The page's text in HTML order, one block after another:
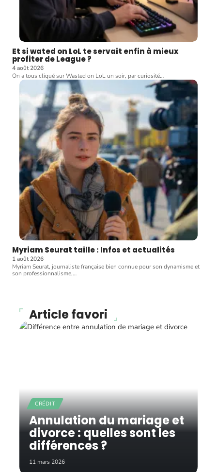
Et si wated on LoL te servait enfin à mieux
profiter de League ?
4 août 2026
On a tous cliqué sur Wasted on LoL un soir, par curiosité…
Myriam Seurat taille : Infos et actualités
1 août 2026
Myriam Seurat, journaliste française bien connue pour son dynamisme et
son professionnalisme,…
Article favori
CRÉDIT
Annulation du mariage et
divorce : quelles sont les
différences ?
11 mars 2026